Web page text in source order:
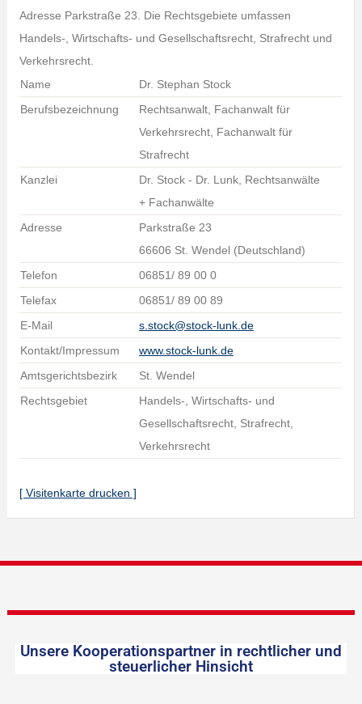
Adresse Parkstraße 23. Die Rechtsgebiete umfassen
Handels-, Wirtschafts- und Gesellschaftsrecht, Strafrecht und
Verkehrsrecht.
Name
Dr. Stephan Stock
Berufsbezeichnung
Rechtsanwalt, Fachanwalt für
Verkehrsrecht, Fachanwalt für
Strafrecht
Kanzlei
Dr. Stock - Dr. Lunk, Rechtsanwälte
+ Fachanwälte
Adresse
Parkstraße 23
66606 St. Wendel (Deutschland)
Telefon
06851/ 89 00 0
Telefax
06851/ 89 00 89
E-Mail
s.stock@stock-lunk.de
Kontakt/Impressum
www.stock-lunk.de
Amtsgerichtsbezirk
St. Wendel
Rechtsgebiet
Handels-, Wirtschafts- und
Gesellschaftsrecht, Strafrecht,
Verkehrsrecht
[ Visitenkarte drucken ]
Unsere Kooperationspartner in rechtlicher und
steuerlicher Hinsicht